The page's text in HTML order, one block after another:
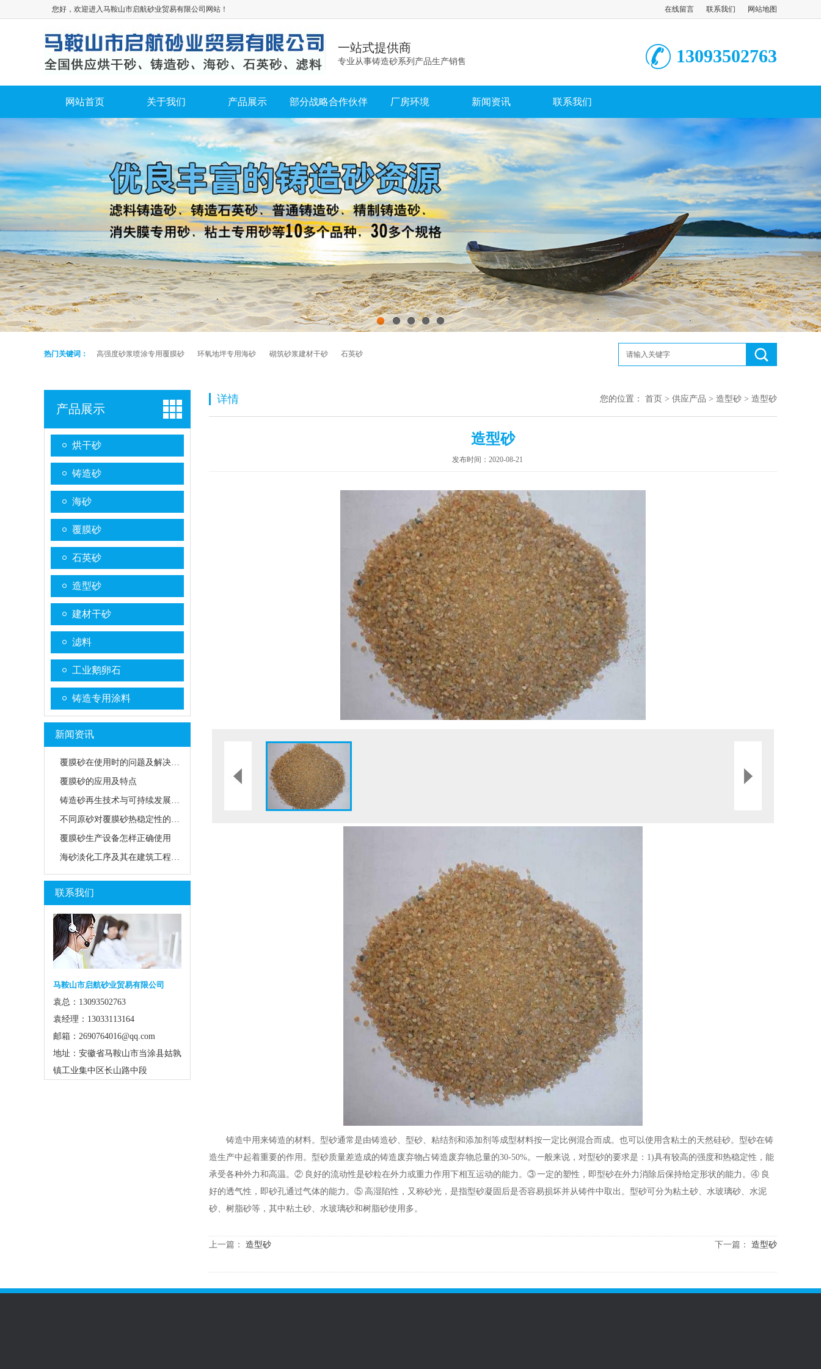
您好，欢迎进入马鞍山市启航砂业贸易有限公司网站！ 在线留言 联系我们 网站地图
一站式提供商
专业从事铸造砂系列产品生产销售 13093502763
网站首页 关于我们 产品展示 部分战略合作伙伴 厂房环境 新闻资讯 联系我们
1 2 3 4 5
热门关键词： 高强度砂浆喷涂专用覆膜砂 环氧地坪专用海砂 砌筑砂浆建材干砂 石英砂
产品展示
烘干砂
铸造砂
海砂
覆膜砂
石英砂
造型砂
建材干砂
滤料
工业鹅卵石
铸造专用涂料
新闻资讯
覆膜砂在使用时的问题及解决方法
覆膜砂的应用及特点
铸造砂再生技术与可持续发展路径
不同原砂对覆膜砂热稳定性的影响
覆膜砂生产设备怎样正确使用
海砂淡化工序及其在建筑工程中的应用前景
联系我们
马鞍山市启航砂业贸易有限公司
袁总：13093502763
袁经理：13033113164
邮箱：2690764016@qq.com
地址：安徽省马鞍山市当涂县姑孰
镇工业集中区长山路中段
详情 您的位置： 首页 > 供应产品 > 造型砂 > 造型砂
造型砂
发布时间：2020-08-21
铸造中用来铸造的材料。型砂通常是由铸造砂、型砂、粘结剂和添加剂等成型材料按一定比例混合而成。也可以使用含粘土的天然硅砂。型砂在铸
造生产中起着重要的作用。型砂质量差造成的铸造废弃物占铸造废弃物总量的30-50%。一般来说，对型砂的要求是：1)具有较高的强度和热稳定性，能
承受各种外力和高温。② 良好的流动性是砂粒在外力或重力作用下相互运动的能力。③ 一定的塑性，即型砂在外力消除后保持给定形状的能力。④ 良
好的透气性，即砂孔通过气体的能力。⑤ 高湿陷性，又称砂光，是指型砂凝固后是否容易损坏并从铸件中取出。型砂可分为粘土砂、水玻璃砂、水泥
砂、树脂砂等，其中粘土砂、水玻璃砂和树脂砂使用多。
上一篇： 造型砂 下一篇： 造型砂